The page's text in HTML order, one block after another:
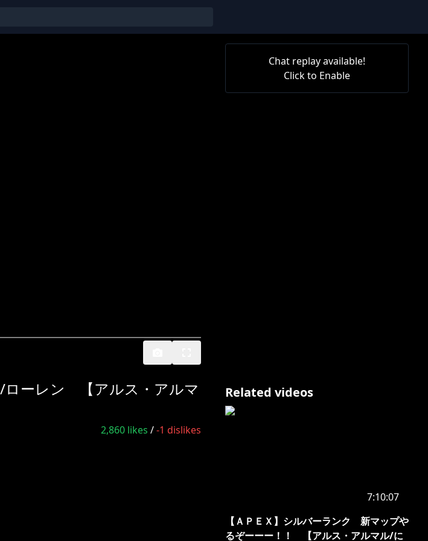
Chat replay available!
Click to Enable
/ローレン 【アルス・アルマ
2,860 likes /-1 dislikes
Related videos
7:10:07
【ＡＰＥＸ】シルバーランク 新マップや
るぞーーー！！ 【アルス・アルマル/に